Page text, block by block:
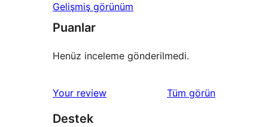
Gelişmiş görünüm
Puanlar
Henüz inceleme gönderilmedi.
Your review Tüm değerlendirmeleri
görün
Destek